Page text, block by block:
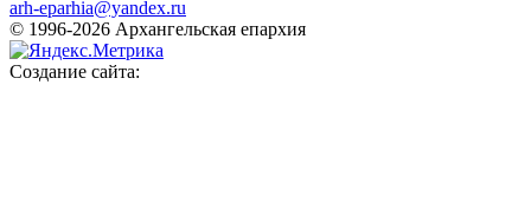
arh-eparhia@yandex.ru
© 1996-2026 Архангельская епархия
Создание сайта: